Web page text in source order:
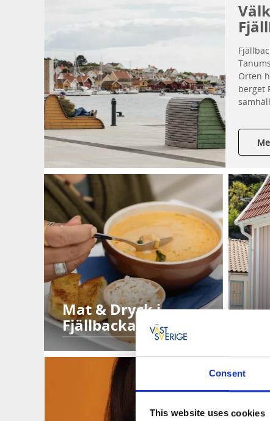
Consent
This website uses cookies
Orten
berget
Mat & Dryck i
Fjällbacka